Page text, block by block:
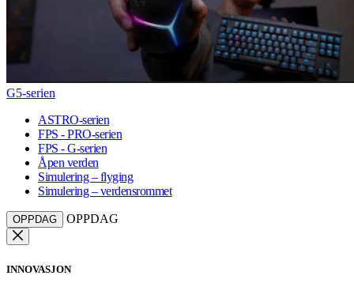
G5-serien
ASTRO-serien
FPS - PRO-serien
FPS - G-serien
Åpen verden
Simulering – flyging
Simulering – verdensrommet
OPPDAG OPPDAG
INNOVASJON